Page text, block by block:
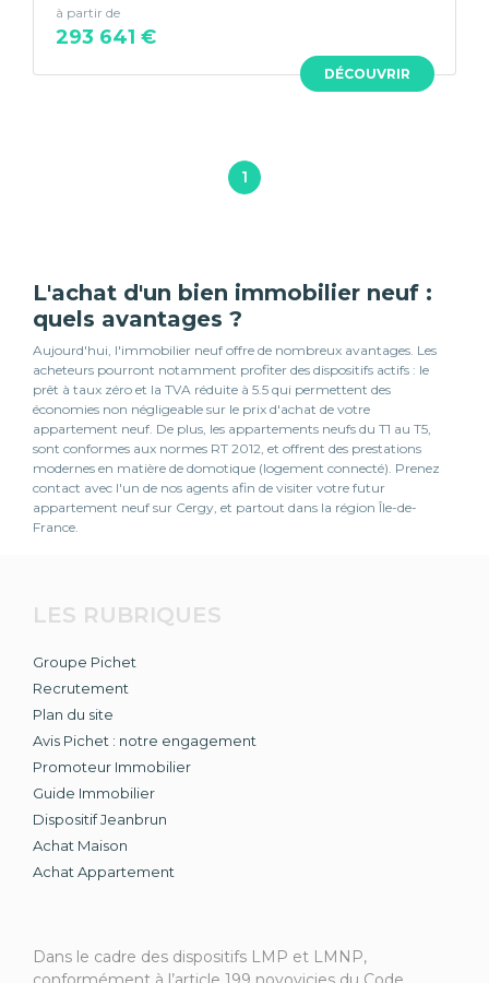
DÉCOUVRIR
à partir de
293 641 €
1
L'achat d'un bien immobilier neuf :
quels avantages ?
Aujourd'hui, l'immobilier neuf offre de nombreux avantages. Les
acheteurs pourront notamment profiter des dispositifs actifs : le
prêt à taux zéro et la TVA réduite à 5.5 qui permettent des
économies non négligeable sur le prix d'achat de votre
appartement neuf. De plus, les appartements neufs du T1 au T5,
sont conformes aux normes RT 2012, et offrent des prestations
modernes en matière de domotique (logement connecté). Prenez
contact avec l'un de nos agents afin de visiter votre futur
appartement neuf sur Cergy, et partout dans la région Île-de-
France.
LES RUBRIQUES
Groupe Pichet
Recrutement
Plan du site
Avis Pichet : notre engagement
Promoteur Immobilier
Guide Immobilier
Dispositif Jeanbrun
Achat Maison
Achat Appartement
Dans le cadre des dispositifs LMP et LMNP,